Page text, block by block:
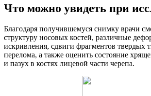
Что можно увидеть при
Благодаря получившемуся снимку врачи
структуру носовых костей, различные
искривления, сдвиги фрагментов твердых
перелома, а также оценить состояние
и пазух в костях лицевой части черепа.